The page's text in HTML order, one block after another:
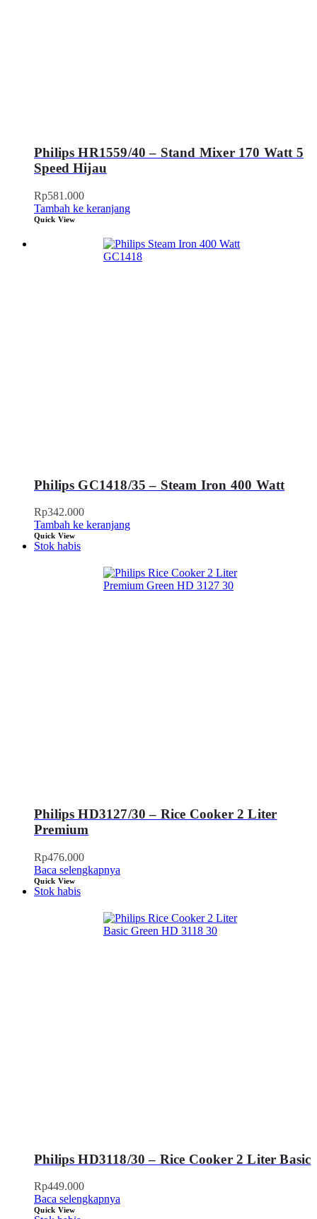
Philips HR1559/40 – Stand Mixer 170 Watt 5
Speed Hijau
Rp581.000
Tambah ke keranjang
Quick View
Philips GC1418/35 – Steam Iron 400 Watt
Rp342.000
Tambah ke keranjang
Quick View
Stok habis
Philips HD3127/30 – Rice Cooker 2 Liter
Premium
Rp476.000
Baca selengkapnya
Quick View
Stok habis
Philips HD3118/30 – Rice Cooker 2 Liter Basic
Rp449.000
Baca selengkapnya
Quick View